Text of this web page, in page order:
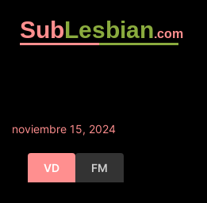
SubLesbian.com
noviembre 15, 2024
VD FM